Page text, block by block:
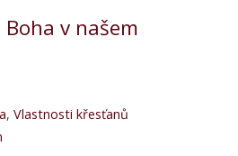
v našem
, Vlastnosti křesťanů